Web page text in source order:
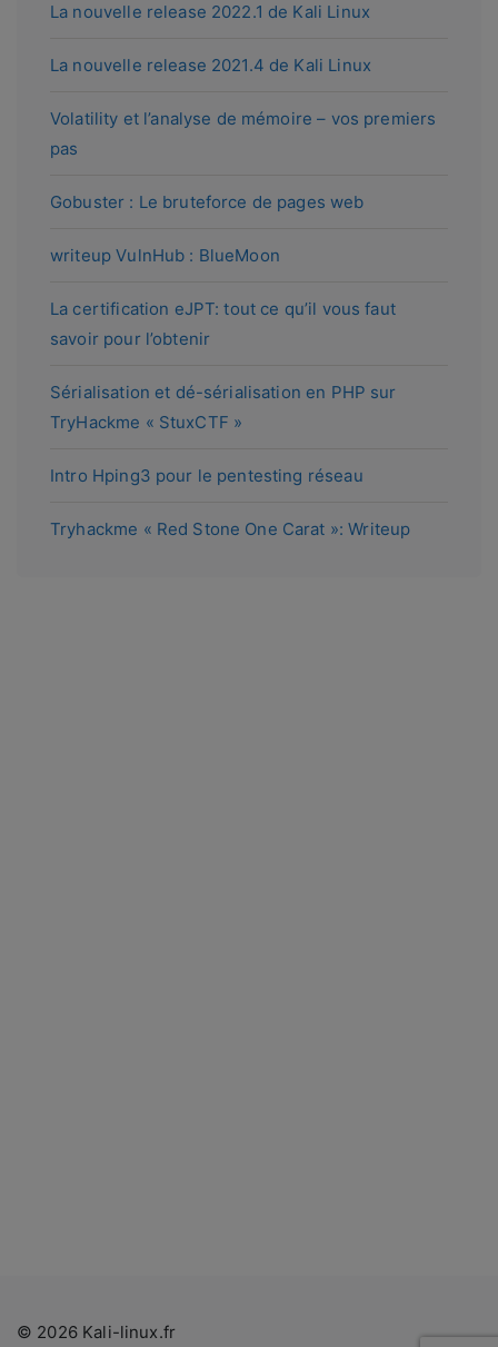
La nouvelle release 2022.1 de Kali Linux
La nouvelle release 2021.4 de Kali Linux
Volatility et l’analyse de mémoire – vos premiers
pas
Gobuster : Le bruteforce de pages web
writeup VulnHub : BlueMoon
La certification eJPT: tout ce qu’il vous faut
savoir pour l’obtenir
Sérialisation et dé-sérialisation en PHP sur
TryHackme « StuxCTF »
Intro Hping3 pour le pentesting réseau
Tryhackme « Red Stone One Carat »: Writeup
© 2026 Kali-linux.fr